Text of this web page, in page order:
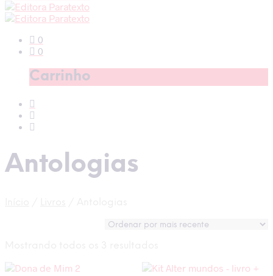
0
0
Carrinho
Antologias
mais